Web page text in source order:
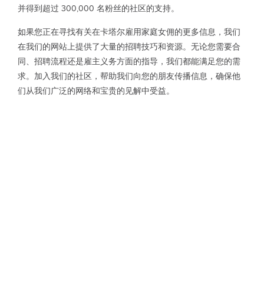
并得到超过 300,000 名粉丝的社区的支持。
如果您正在寻找有关在卡塔尔雇用家庭女佣的更多信息，我们
在我们的网站上提供了大量的招聘技巧和资源。无论您需要合
同、招聘流程还是雇主义务方面的指导，我们都能满足您的需
求。加入我们的社区，帮助我们向您的朋友传播信息，确保他
们从我们广泛的网络和宝贵的见解中受益。